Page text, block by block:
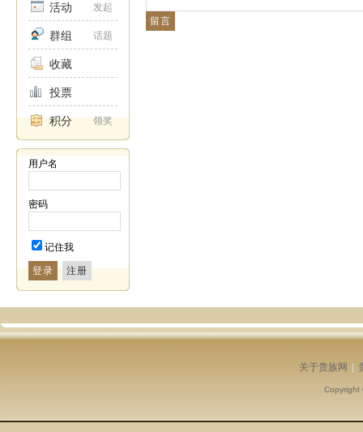
活动 发起
群组 话题
收藏
投票
积分 领奖
用户名
密码
记住我
登录
关于贵族网